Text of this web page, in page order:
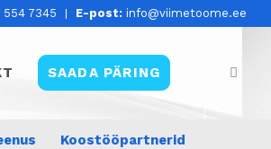
554 7345 E-post: info@viimetoome.ee
SAADA PÄRING
Koostööpartnerid